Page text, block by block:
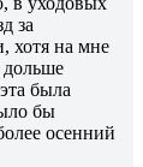
за
хотя на мне
дольше
была
бы
осенний